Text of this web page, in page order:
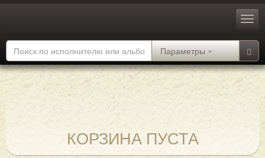
Параметры
КОРЗИНА ПУСТА